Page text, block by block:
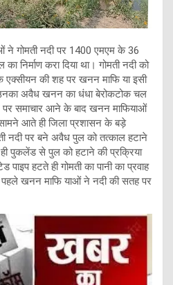
ने गोमती नदी पर 1400 एमएम के 36
निर्माण करा दिया था। गोमती नदी को
एक्सीयन की शह पर खनन माफि या इसी
अवैध खनन का धंधा बेरोकटोक चल
समाचार आने के बाद खनन माफियाओं
आते ही जिला प्रशासन के बड़े
नदी पर बने अवैध पुल को तत्काल हटाने
पुकलेंड से पुल को हटाने की प्रक्रिया
हटते ही गोमती का पानी का प्रवाह
पहले खनन माफि याओं ने नदी की सतह पर